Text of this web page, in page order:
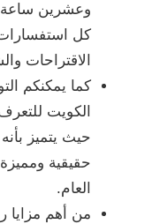
وعشرين
كل استفسارات
الاقتراحات
كما يمكنكم
الكويت
حيث يتميز
حقيقية
العام.
من أهم مزايا